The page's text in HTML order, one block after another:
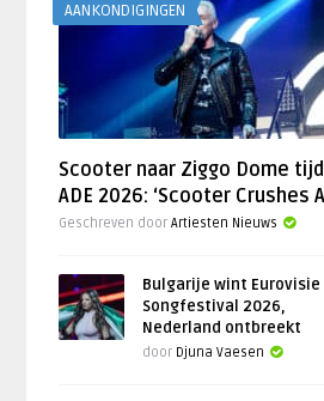
AANKONDIGINGEN
Scooter naar Ziggo Dome
ADE 2026: ‘Scooter Crushes
Geschreven doorArtiesten Nieuws
Bulgarije wint Eurovisie
Songfestival 2026,
Nederland ontbreekt
door Djuna Vaesen